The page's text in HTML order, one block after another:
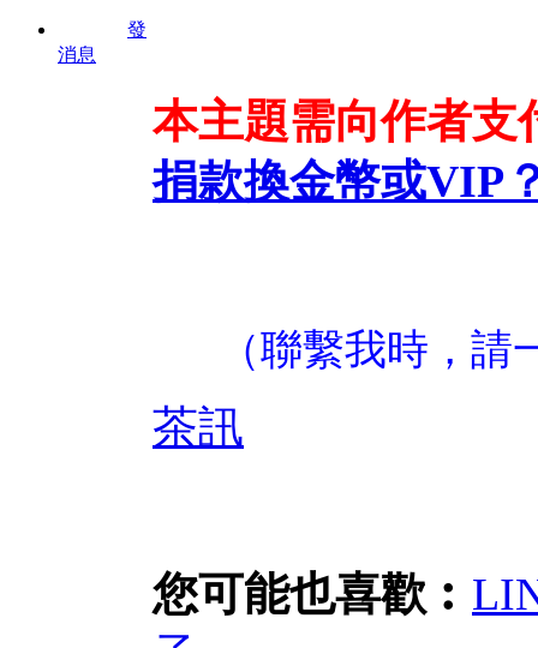
發
消息
本主題需向作者
捐款換金幣或VIP
（聯繫我時，請
茶訊
您可能也喜歡︰